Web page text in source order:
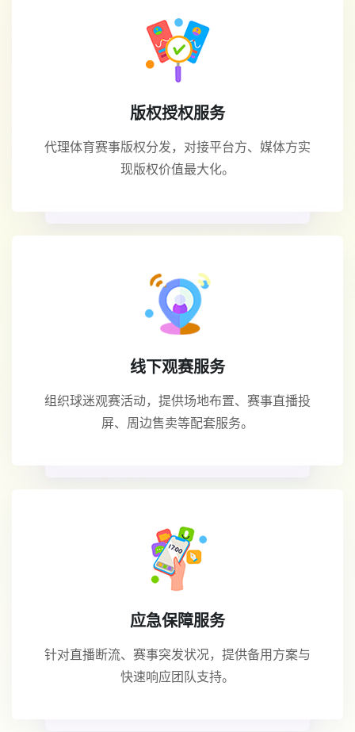
版权授权服务
代理体育赛事版权分发，对接平台方、媒体方实
现版权价值最大化。
线下观赛服务
组织球迷观赛活动，提供场地布置、赛事直播投
屏、周边售卖等配套服务。
应急保障服务
针对直播断流、赛事突发状况，提供备用方案与
快速响应团队支持。